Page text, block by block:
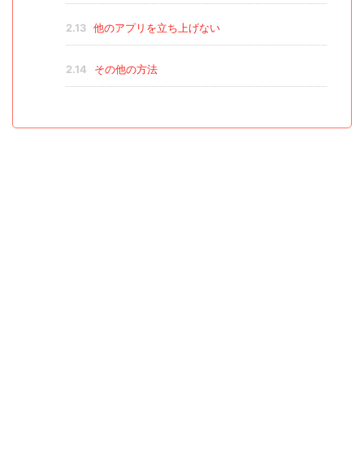
2.13 他のアプリを立ち上げない
2.14 その他の方法